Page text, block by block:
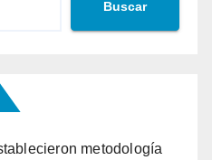
Buscar
metodología